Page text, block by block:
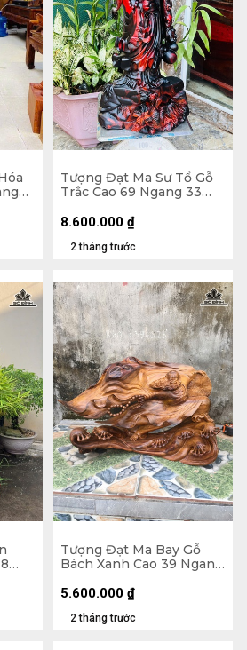
Tượng Đạt Ma Sư Tổ Gỗ
Trắc Cao 69 Ngang 33
2 tháng trước
8.600.000 ₫
Tượng Đạt Ma Bay Gỗ
Bách Xanh Cao 39 Ngang
2 tháng trước
5.600.000 ₫